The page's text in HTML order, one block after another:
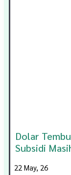
Dolar
Subsidi
22 May, 26